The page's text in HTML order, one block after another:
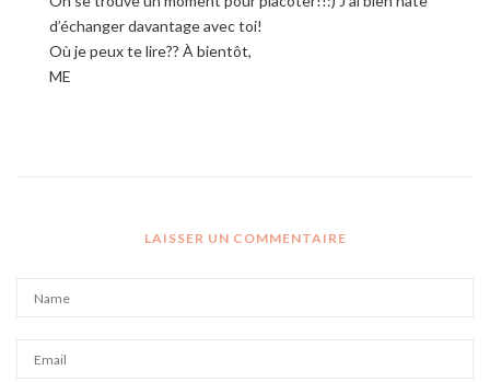
d’échanger davantage avec toi!
Où je peux te lire?? À bientôt,
ME
LAISSER UN COMMENTAIRE